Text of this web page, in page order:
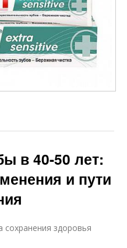
в 40-50 лет:
и пути
здоровья